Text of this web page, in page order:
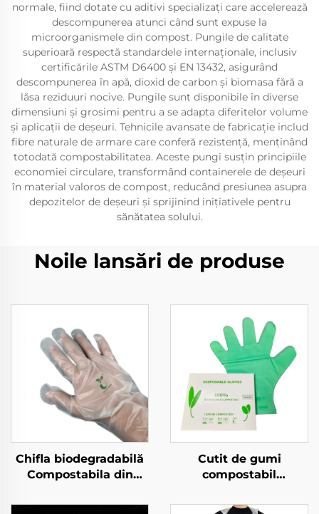
normale, fiind dotate cu aditivi specializați care accelerează
descompunerea atunci când sunt expuse la
microorganismele din compost. Pungile de calitate
superioară respectă standardele internaționale, inclusiv
certificările ASTM D6400 și EN 13432, asigurând
descompunerea în apă, dioxid de carbon și biomasa fără a
lăsa reziduuri nocive. Pungile sunt disponibile în diverse
dimensiuni și grosimi pentru a se adapta diferitelor volume
și aplicații de deșeuri. Tehnicile avansate de fabricație includ
fibre naturale de armare care conferă rezistență, menținând
totodată compostabilitatea. Aceste pungi susțin principiile
economiei circulare, transformând containerele de deșeuri
în material valoros de compost, reducând presiunea asupra
depozitelor de deșeuri și sprijinind inițiativele pentru
sănătatea solului.
Noile lansări de produse
Chifla biodegradabilă
Compostabila din
amilorf biodegradabil
Cutit de gumi
compostabil
composta bil din